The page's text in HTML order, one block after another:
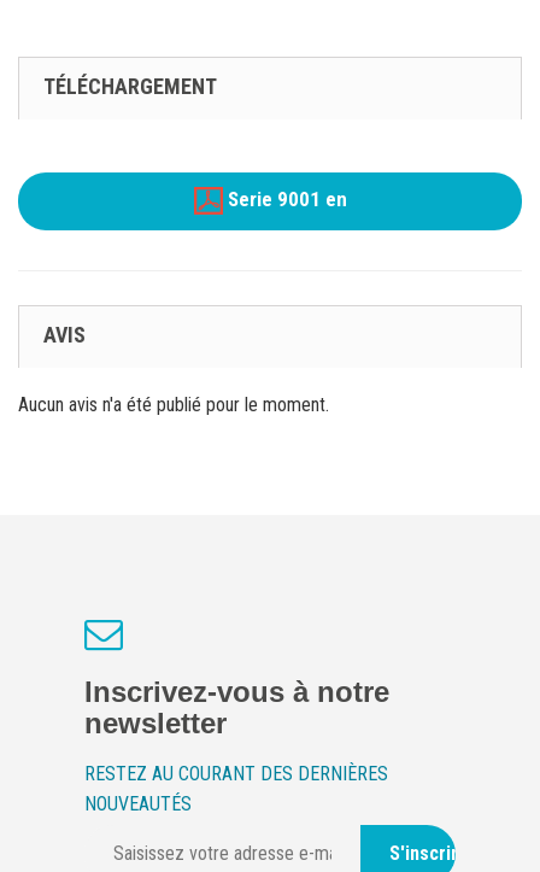
TÉLÉCHARGEMENT
Serie 9001 en
AVIS
Aucun avis n'a été publié pour le moment.
Inscrivez-vous à notre
newsletter
RESTEZ AU COURANT DES DERNIÈRES
NOUVEAUTÉS
S'inscrire